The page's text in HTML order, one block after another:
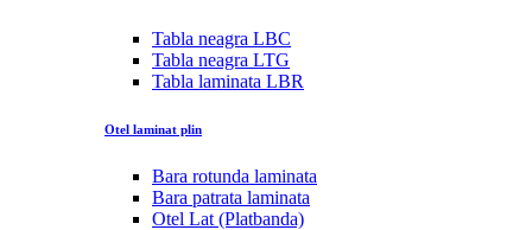
Tabla neagra LBC
Tabla neagra LTG
Tabla laminata LBR
Otel laminat plin
Bara rotunda laminata
Bara patrata laminata
Otel Lat (Platbanda)